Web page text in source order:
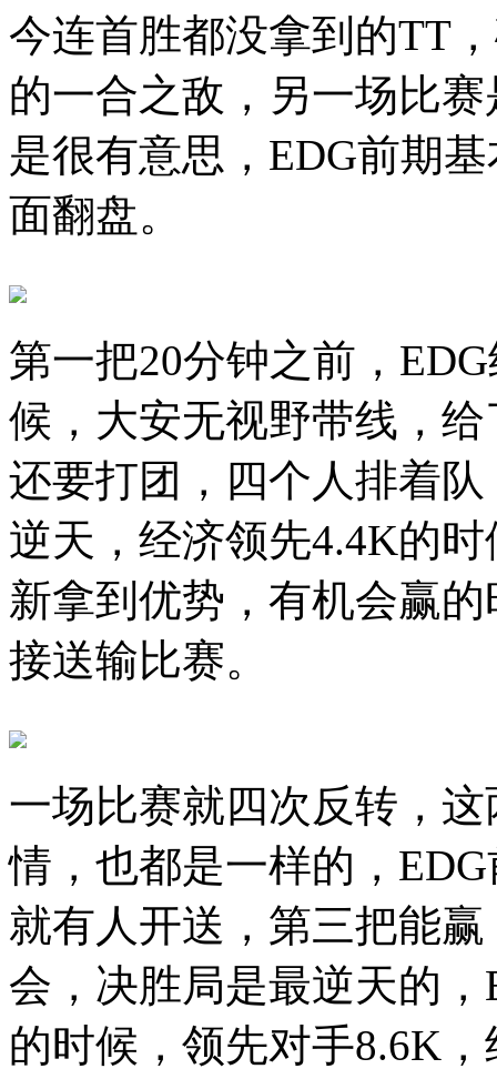
今连首胜都没拿到的TT
的一合之敌，另一场比
是很有意思，EDG前期
面翻盘。
第一把20分钟之前，
候，大安无视野带线，
还要打团，四个人排着
逆天，经济领先4.4K的
新拿到优势，有机会赢
接送输比赛。
一场比赛就四次反转，
情，也都是一样的，
就有人开送，第三把能
会，决胜局是最逆天的
的时候，领先对手8.6K